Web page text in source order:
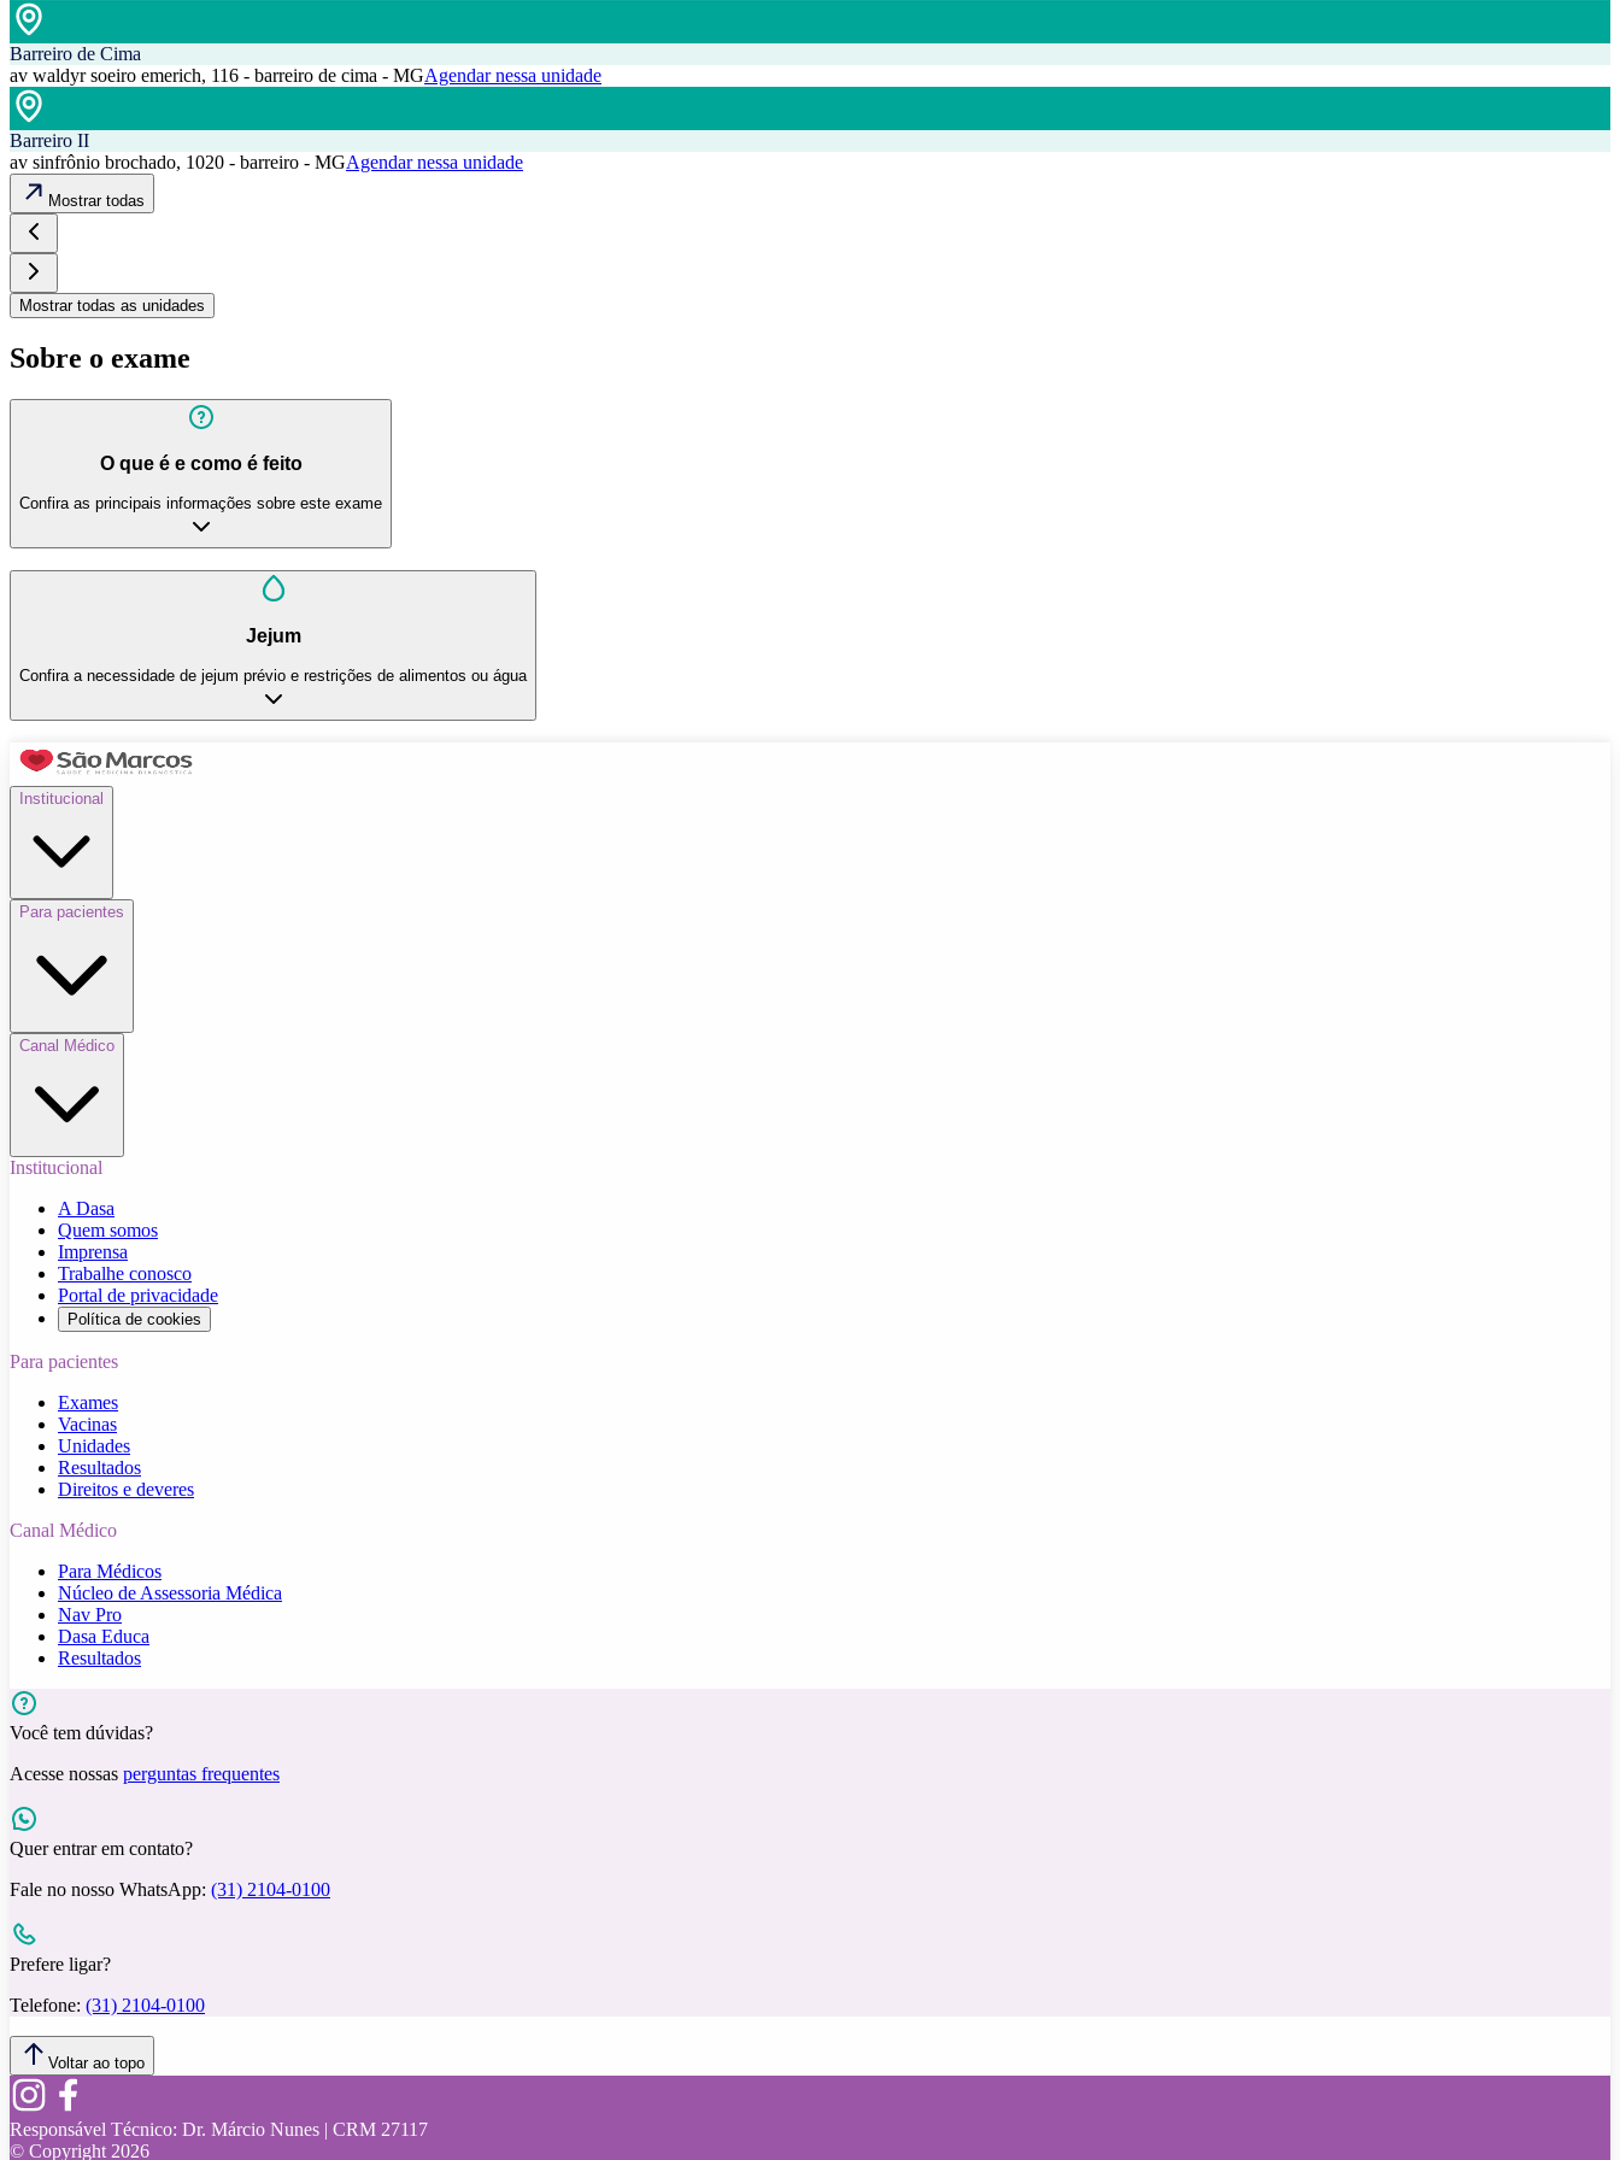
Barreiro de Cima
av waldyr soeiro emerich, 116 - barreiro de cima - MGAgendar nessa unidade
Barreiro II
av sinfrônio brochado, 1020 - barreiro - MGAgendar nessa unidade
Mostrar todas
Mostrar todas as unidades
Sobre o exame
O que é e como é feito
Confira as principais informações sobre este exame
Jejum
Confira a necessidade de jejum prévio e restrições de alimentos ou água
Institucional
Para pacientes
Canal Médico
Institucional
A Dasa
Quem somos
Imprensa
Trabalhe conosco
Portal de privacidade
Política de cookies
Para pacientes
Exames
Vacinas
Unidades
Resultados
Direitos e deveres
Canal Médico
Para Médicos
Núcleo de Assessoria Médica
Nav Pro
Dasa Educa
Resultados
Você tem dúvidas?
Acesse nossas perguntas frequentes
Quer entrar em contato?
Fale no nosso WhatsApp: (31) 2104-0100
Prefere ligar?
Telefone: (31) 2104-0100
Voltar ao topo
Responsável Técnico: Dr. Márcio Nunes | CRM 27117
© Copyright 2026